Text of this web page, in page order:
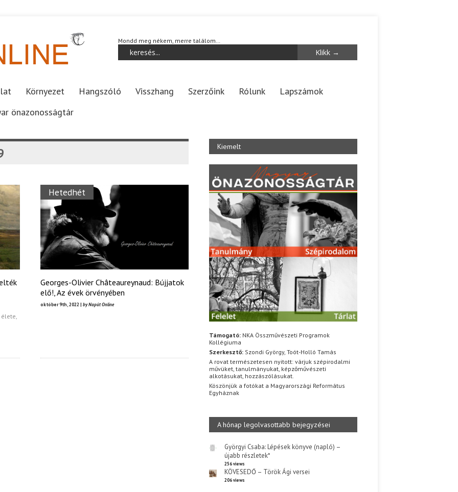
Mondd meg nékem, merre találom…
Környezet Hangszóló Visszhang Szerzőink Rólunk
Lapszámok
önazonosságtár
élete,
Hetedhét
Georges-Olivier Châteaureynaud: Bújjatok
elő!, Az évek örvényében
október 9th, 2022 | by Napút Online
Kiemelt
Támogató: NKA Összművészeti Programok
Kollégiuma
Szerkesztő: Szondi György, Toót-Holló Tamás
A rovat természetesen nyitott: várjuk szépirodalmi
művüket, tanulmányukat, képzőművészeti
alkotásukat, hozzászólásukat.
Köszönjük a fotókat a Magyarországi Református
Egyháznak
A hónap legolvasottabb bejegyzései
Györgyi Csaba: Lépések könyve (napló) –
újabb részletek*
256 views
KÖVESEDŐ – Török Ági versei
206 views